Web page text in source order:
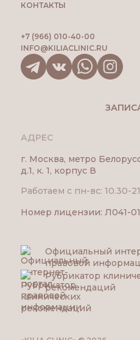
КОНТАКТЫ
+7 (966) 010-40-00
INFO@KILIACLINIC.RU
АДРЕС
г. Москва, метро
д.1, к. 1, корпус В
Работаем с пн-вс: 10.30-
Номер лицензии: Л041-
Официальный
правовой
Рубрикатор
рекомендаций